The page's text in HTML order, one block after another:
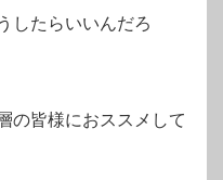
したらいいんだろ
の皆様におススメして